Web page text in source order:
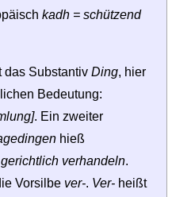
kadh = schützend
das Substantiv Ding, hier
Bedeutung:
. Ein zweiter
hieß
verhandeln.
Vorsilbe ver-. Ver-heißt